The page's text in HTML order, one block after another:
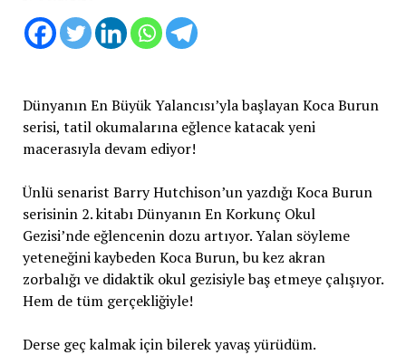
Dünyanın En Büyük Yalancısı’yla başlayan Koca Burun
serisi, tatil okumalarına eğlence katacak yeni
macerasıyla devam ediyor!
Ünlü senarist Barry Hutchison’un yazdığı Koca Burun
serisinin 2. kitabı Dünyanın En Korkunç Okul
Gezisi’nde eğlencenin dozu artıyor. Yalan söyleme
yeteneğini kaybeden Koca Burun, bu kez akran
zorbalığı ve didaktik okul gezisiyle baş etmeye çalışıyor.
Hem de tüm gerçekliğiyle!
Derse geç kalmak için bilerek yavaş yürüdüm.